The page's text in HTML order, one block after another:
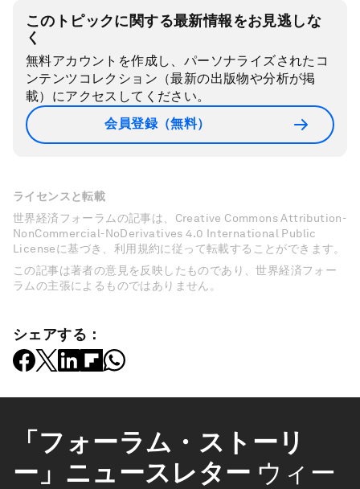
このトピックに関する最新情報をお見逃しな
く
無料アカウントを作成し、パーソナライズされたコ
ンテンツコレクション（最新の出版物や分析が掲
載）にアクセスしてください。
会員登録（無料）
ライセンスと転載
世界経済フォーラムの記事は、Creative Commons Attribution-
NonCommercial-NoDerivatives 4.0 International Public
Licenseに基づき、利用規約に従って転載することができます。
この記事は著者の意見を反映したものであり、世界経済フォー
ラムの主張によるものではありません。
シェアする：
「フォーラム・ストーリ
ー」ニュースレター ウィー